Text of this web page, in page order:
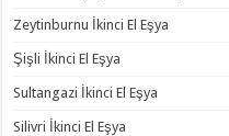
Zeytinburnu İkinci El Eşya
Şişli İkinci El Eşya
Sultangazi İkinci El Eşya
Silivri İkinci El Eşya